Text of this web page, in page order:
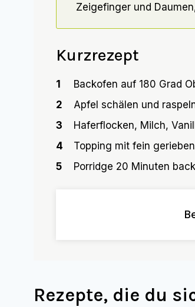
Zeigefinger und
Kurzrezept
1
Backofen auf 180 Grad
2
Apfel schälen und
3
Haferflocken, Milch,
4
Topping mit fein
5
Porridge 20 Minuten
Rezepte, die du